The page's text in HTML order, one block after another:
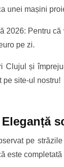
unei mașini
2026: Pentru
pe zi.
Clujul și
pe site-ul nostru!
pe
este